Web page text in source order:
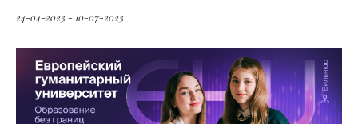
24-04-2023 - 10-07-2023